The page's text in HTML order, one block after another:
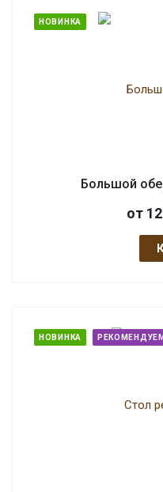
НОВИНКА
Большой
от
НОВИНКА РЕКОМЕНДУЕМ